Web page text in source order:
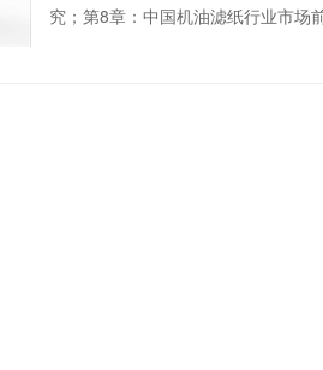
究；第8章：中国机油滤纸行业市场